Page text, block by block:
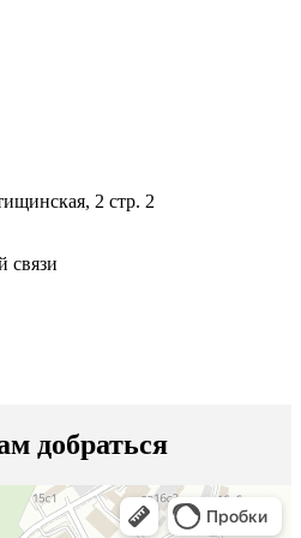
2 стр. 2
связи
добраться